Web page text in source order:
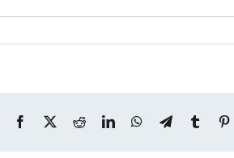
Facebook
X RedditLinkedInWhatsApp
TelegramTumblr